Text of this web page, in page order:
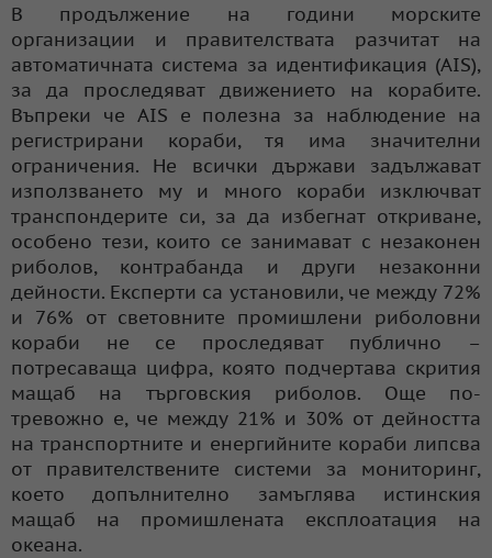
В продължение на години морските
организации и правителствата разчитат на
автоматичната система за идентификация (AIS),
за да проследяват движението на корабите.
Въпреки че AIS е полезна за наблюдение на
регистрирани кораби, тя има значителни
ограничения. Не всички държави задължават
използването му и много кораби изключват
транспондерите си, за да избегнат откриване,
особено тези, които се занимават с незаконен
риболов, контрабанда и други незаконни
дейности. Експерти са установили, че между 72%
и 76% от световните промишлени риболовни
кораби не се проследяват публично –
потресаваща цифра, която подчертава скрития
мащаб на търговския риболов. Още по-
тревожно е, че между 21% и 30% от дейността
на транспортните и енергийните кораби липсва
от правителствените системи за мониторинг,
което допълнително замъглява истинския
мащаб на промишлената експлоатация на
океана.